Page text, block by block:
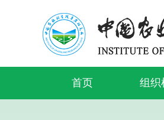
首页 组织